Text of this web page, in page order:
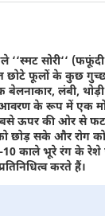
‘‘स्मट सोरी‘‘
छोटे फूलों के कुछ
लंबी,
के रूप में एक
ऊपर की ओर से
छोड़ सके और रोग
काले भूरे रंग के रेशे
करते हैं।